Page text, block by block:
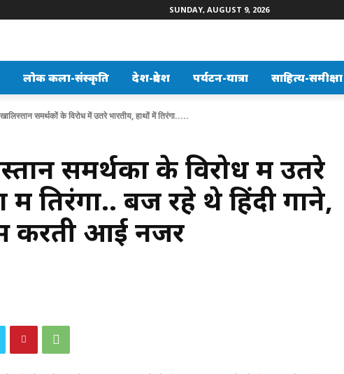
SUNDAY, AUGUST 9, 2026
लोक कला-संस्कृति देश-प्रदेश पर्यटन-यात्रा साहित्य-समीक्षा
समर्थकों के विरोध में उतरे भारतीय, हाथों में तिरंगा.....
समर्थकों के विरोध में उतरे
में तिरंगा.. बज रहे थे हिंदी गाने,
करती आई नजर